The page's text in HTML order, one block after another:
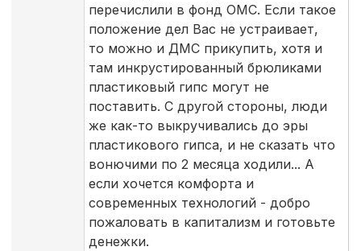
перечислили в фонд ОМС. Если такое
положение дел Вас не устраивает,
то можно и ДМС прикупить, хотя и
там инкрустированный брюликами
пластиковый гипс могут не
поставить. С другой стороны, люди
же как-то выкручивались до эры
пластикового гипса, и не сказать что
вонючими по 2 месяца ходили... А
если хочется комфорта и
современных технологий - добро
пожаловать в капитализм и готовьте
денежки.